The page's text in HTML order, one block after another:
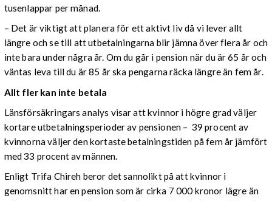
tusenlappar per månad.
– Det är viktigt att planera för ett aktivt liv då vi lever allt
längre och se till att utbetalningarna blir jämna över flera år och
inte bara under några år. Om du går i pension när du är 65 år och
väntas leva till du är 85 år ska pengarna räcka längre än fem år.
Allt fler kan inte betala
Länsförsäkringars analys visar att kvinnor i högre grad väljer
kortare utbetalningsperioder av pensionen – 39 procent av
kvinnorna väljer den kortaste betalningstiden på fem år jämfört
med 33 procent av männen.
Enligt Trifa Chireh beror det sannolikt på att kvinnor i
genomsnitt har en pension som är cirka 7 000 kronor lägre än